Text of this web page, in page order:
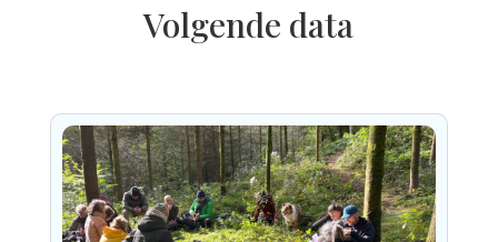
Volgende data